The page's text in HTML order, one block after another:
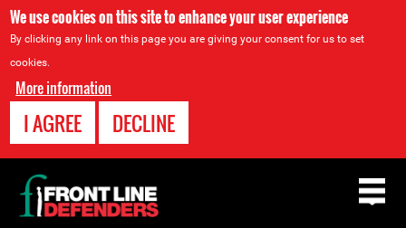
We use cookies on this site to enhance your user experience
By clicking any link on this page you are giving your consent for us to set
cookies.
More information
I AGREE DECLINE
Back
to
top